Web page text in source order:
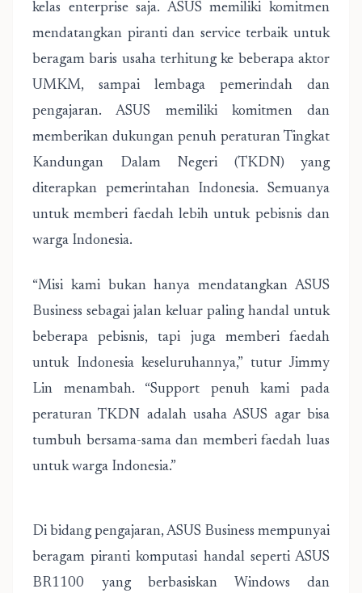
kelas enterprise saja. ASUS memiliki komitmen
mendatangkan piranti dan service terbaik untuk
beragam baris usaha terhitung ke beberapa aktor
UMKM, sampai lembaga pemerindah dan
pengajaran. ASUS memiliki komitmen dan
memberikan dukungan penuh peraturan Tingkat
Kandungan Dalam Negeri (TKDN) yang
diterapkan pemerintahan Indonesia. Semuanya
untuk memberi faedah lebih untuk pebisnis dan
warga Indonesia.
“Misi kami bukan hanya mendatangkan ASUS
Business sebagai jalan keluar paling handal untuk
beberapa pebisnis, tapi juga memberi faedah
untuk Indonesia keseluruhannya,” tutur Jimmy
Lin menambah. “Support penuh kami pada
peraturan TKDN adalah usaha ASUS agar bisa
tumbuh bersama-sama dan memberi faedah luas
untuk warga Indonesia.”
Di bidang pengajaran, ASUS Business mempunyai
beragam piranti komputasi handal seperti ASUS
BR1100 yang berbasiskan Windows dan